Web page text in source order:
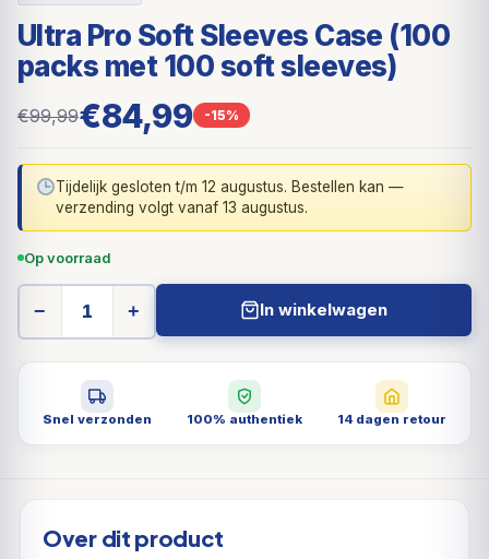
Ultra Pro Soft Sleeves Case (100
packs met 100 soft sleeves)
€99,99€84,99 -15%
Tijdelijk gesloten t/m 12 augustus. Bestellen kan —
verzending volgt vanaf 13 augustus.
Op voorraad
− + In winkelwagen
Snel verzonden 100% authentiek 14 dagen retour
Over dit product